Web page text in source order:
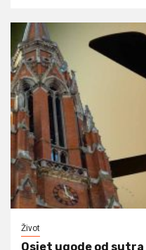
Život
Osjet ugode od sutra